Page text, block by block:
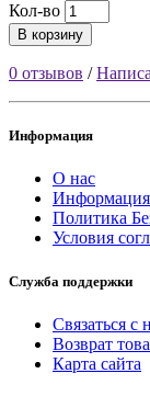
Кол-во
В корзину
0 отзывов /
Информация
О нас
Информация
Политика
Условия
Служба поддержки
Связаться с
Возврат
Карта сайта